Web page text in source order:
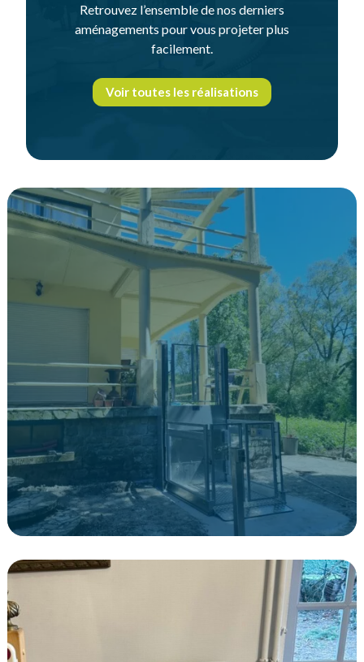
Retrouvez l’ensemble de nos derniers
aménagements pour vous projeter plus
facilement.
Voir toutes les réalisations